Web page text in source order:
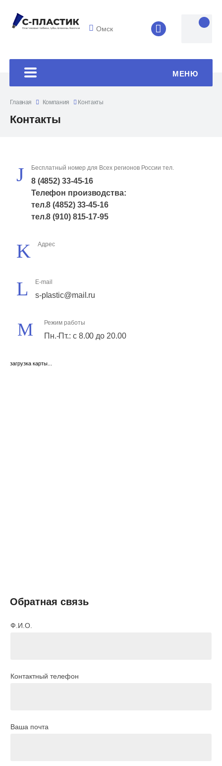
Омск 8 (4852) 33-
МЕНЮ
Главная Компания Контакты
Контакты
Бесплатный номер для Всех регионов России тел.
8 (4852) 33-45-16
Телефон производства:
тел.8 (4852) 33-45-16
тел.8 (910) 815-17-95
Адрес
E-mail
s-plastic@mail.ru
Режим работы
Пн.-Пт.: с 8.00 до 20.00
загрузка карты...
Обратная связь
Ф.И.О.
Контактный телефон
Ваша почта